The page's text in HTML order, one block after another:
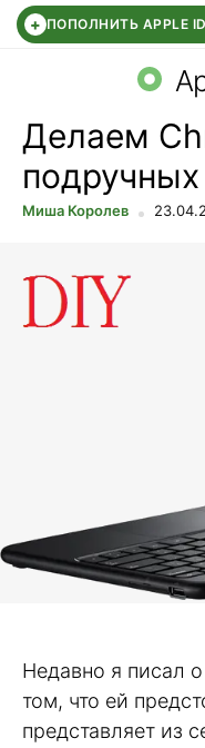
+ ПОПОЛНИТЬ APPLE ID
WB КЛУБIOS 26.6
Делаем
Миша Королев
Недавно я писал
том, что ей
представляет из